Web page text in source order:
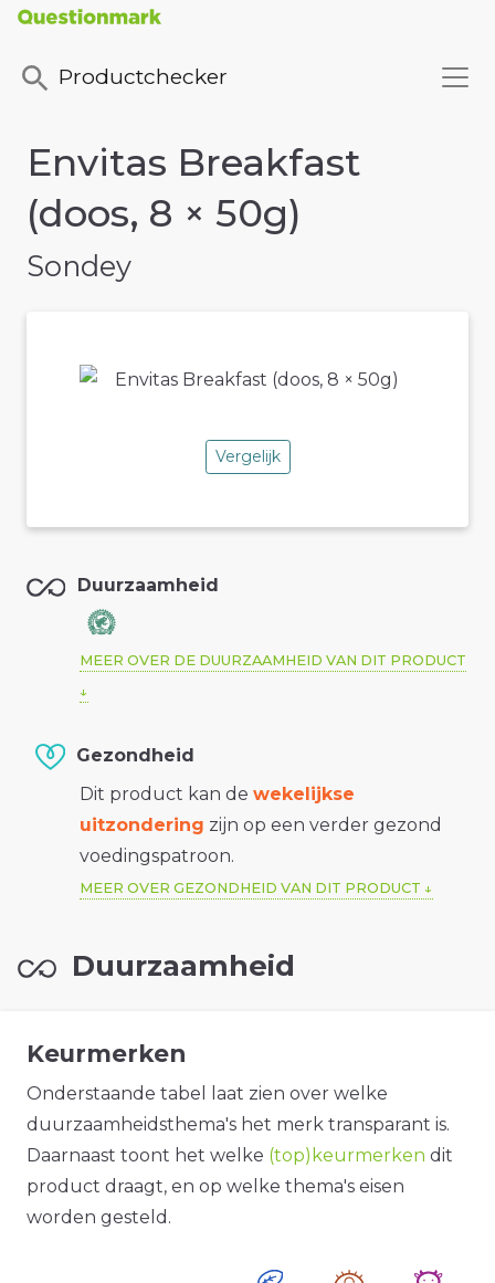
Productchecker
Envitas Breakfast
(doos, 8 × 50g)
Sondey
Vergelijk
Duurzaamheid
MEER OVER DE DUURZAAMHEID VAN DIT PRODUCT
Gezondheid
Dit product kan de wekelijkse
uitzondering zijn op een verder gezond
voedingspatroon.
MEER OVER GEZONDHEID VAN DIT PRODUCT
Duurzaamheid
Keurmerken
Onderstaande tabel laat zien over welke
duurzaamheidsthema's het merk transparant is.
Daarnaast toont het welke (top)keurmerken dit
product draagt, en op welke thema's eisen
worden gesteld.